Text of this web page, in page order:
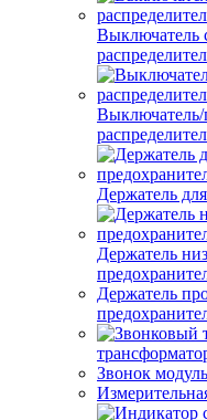
Выключатель
Выключатель/
Держатель
Держатель
Держатель
Звонок